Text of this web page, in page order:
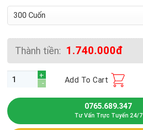
Thành tiền: 1.740.000đ
In Voucher Cuốn quantity
Add To Cart
0765.689.347
Tư Vấn Trực Tuyến 24/7